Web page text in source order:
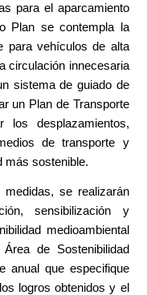
para el aparcamiento
Plan se contempla la
para vehículos de alta
circulación innecesaria
sistema de guiado de
un Plan de Transporte
los desplazamientos,
de transporte y
más sostenible.
se realizarán
sensibilización y
medioambiental
de Sostenibilidad
anual que especifique
logros obtenidos y el